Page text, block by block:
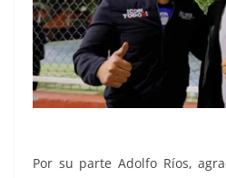
Por su parte Adolfo Ríos,